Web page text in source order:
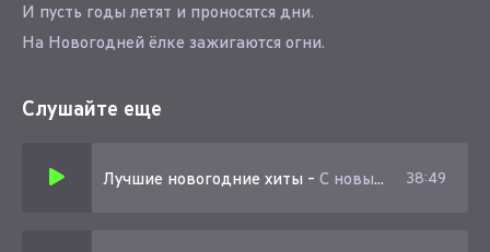
И пусть годы летят и проносятся дни.
На Новогодней ёлке зажигаются огни.
И я с тобою рядом, с Новым Годом, малыш
Слушайте еще
Лучшие новогодние хиты - С новым годом 2024 38:49